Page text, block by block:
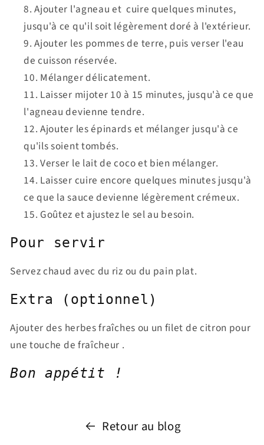
Ajouter l'agneau et cuire quelques minutes,
jusqu'à ce qu'il soit légèrement doré à l'extérieur.
Ajouter les pommes de terre, puis verser l'eau
de cuisson réservée.
Mélanger délicatement.
Laisser mijoter 10 à 15 minutes, jusqu'à ce que
l'agneau devienne tendre.
Ajouter les épinards et mélanger jusqu'à ce
qu'ils soient tombés.
Verser le lait de coco et bien mélanger.
Laisser cuire encore quelques minutes jusqu'à
ce que la sauce devienne légèrement crémeux.
Goûtez et ajustez le sel au besoin.
Pour servir
Servez chaud avec du riz ou du pain plat.
Extra (optionnel)
Ajouter des herbes fraîches ou un filet de citron pour
une touche de fraîcheur .
Bon appétit !
Retour au blog